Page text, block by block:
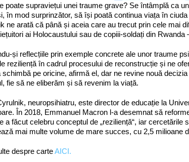
poate supraviețui unei traume grave? Se întâmplă ca
în mod surprinzător, să își poată continua viața în
ne arată că până și aceia care au trecut prin cele mai
ai Holocaustului sau de copiii-soldați din Rwanda
și reflecțiile prin exemple concrete ale unor traume
reziliență în cadrul procesului de reconstrucție și ne
schimbă pe oricine, afirmă el, dar ne revine nouă
fie să ne eliberăm și să revenim la viață.
neuropsihiatru, este director de educație la
În 2018, Emmanuel Macron l-a desemnat să
a făcut celebru conceptul de „reziliență“, iar
mai multe volume de mare succes, cu 2,5 milioane
despre carteAICI.